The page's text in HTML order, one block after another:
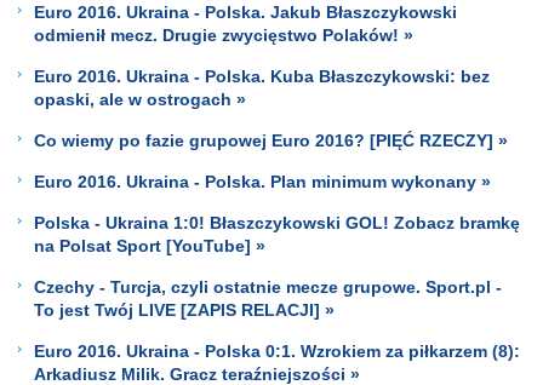
Euro 2016. Ukraina - Polska. Jakub Błaszczykowski
odmienił mecz. Drugie zwycięstwo Polaków! »
Euro 2016. Ukraina - Polska. Kuba Błaszczykowski: bez
opaski, ale w ostrogach »
Co wiemy po fazie grupowej Euro 2016? [PIĘĆ RZECZY] »
Euro 2016. Ukraina - Polska. Plan minimum wykonany »
Polska - Ukraina 1:0! Błaszczykowski GOL! Zobacz bramkę
na Polsat Sport [YouTube] »
Czechy - Turcja, czyli ostatnie mecze grupowe. Sport.pl -
To jest Twój LIVE [ZAPIS RELACJI] »
Euro 2016. Ukraina - Polska 0:1. Wzrokiem za piłkarzem (8):
Arkadiusz Milik. Gracz teraźniejszości »